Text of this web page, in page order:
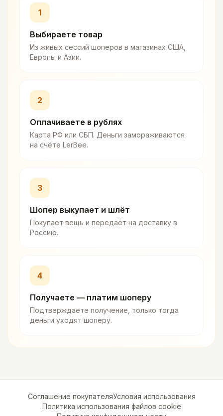
1
Выбираете товар
Из живых сессий шоперов в магазинах США,
Европы и Азии.
2
Оплачиваете в рублях
Карта РФ или СБП. Деньги замораживаются
на счёте LerBee.
3
Шопер выкупает и шлёт
Покупает вещь и передаёт на доставку в
Россию.
4
Получаете — платим шоперу
Подтверждаете получение, только тогда
деньги уходят шоперу.
Соглашение покупателяУсловия использования
Политика использования файлов cookie